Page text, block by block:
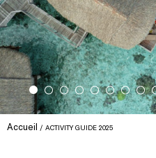
Accueil ACTIVITY GUIDE 2025